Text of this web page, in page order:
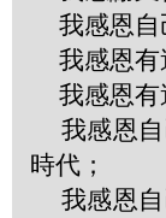
我感恩自
我感恩有
我感恩有
我感恩自
時代；
我感恩自